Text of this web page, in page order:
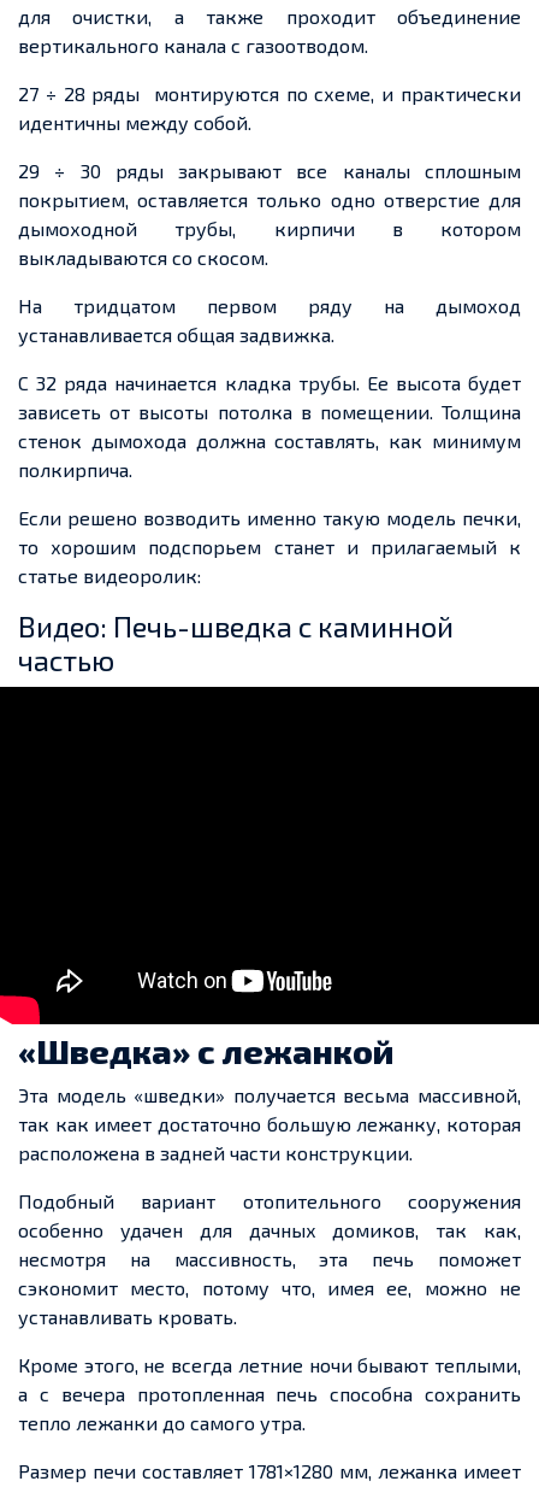
для очистки, а также проходит объединение
вертикального канала с газоотводом.
27 ÷ 28 ряды монтируются по схеме, и практически
идентичны между собой.
29 ÷ 30 ряды закрывают все каналы сплошным
покрытием, оставляется только одно отверстие для
дымоходной трубы, кирпичи в котором
выкладываются со скосом.
На тридцатом первом ряду на дымоход
устанавливается общая задвижка.
С 32 ряда начинается кладка трубы. Ее высота будет
зависеть от высоты потолка в помещении. Толщина
стенок дымохода должна составлять, как минимум
полкирпича.
Если решено возводить именно такую модель печки,
то хорошим подспорьем станет и прилагаемый к
статье видеоролик:
Видео: Печь-шведка с каминной
частью
«Шведка» с лежанкой
Эта модель «шведки» получается весьма массивной,
так как имеет достаточно большую лежанку, которая
расположена в задней части конструкции.
Подобный вариант отопительного сооружения
особенно удачен для дачных домиков, так как,
несмотря на массивность, эта печь поможет
сэкономит место, потому что, имея ее, можно не
устанавливать кровать.
Кроме этого, не всегда летние ночи бывают теплыми,
а с вечера протопленная печь способна сохранить
тепло лежанки до самого утра.
Размер печи составляет 1781×1280 мм, лежанка имеет